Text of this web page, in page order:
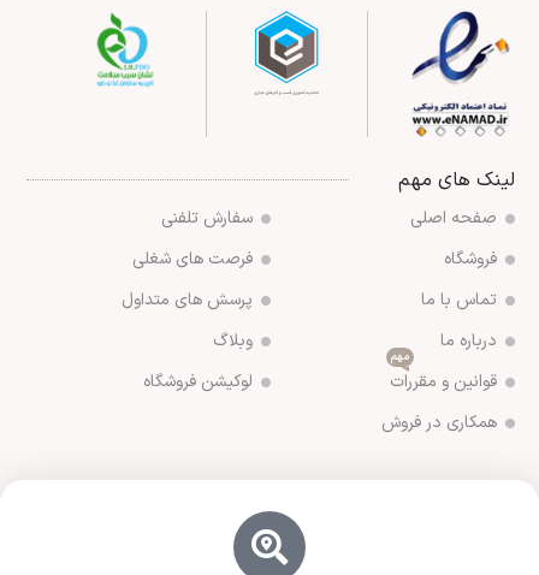
لینک های مهم
صفحه اصلی
فروشگاه
تماس با ما
درباره ما
قوانین و مقررات
مهم
همکاری در فروش
سفارش تلفنی
فرصت های شغلی
پرسش های متداول
وبلاگ
لوکیشن فروشگاه